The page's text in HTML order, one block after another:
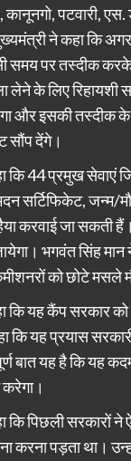
पटवारी,
ने कहा कि
समय पर तस्दीक करके
लेने के लिए रिहायशी
और इसकी तस्दीक
सौंप देंगे।
कि 44 प्रमुख सेवाएं
सर्टिफिकेट, जन्म/
करवाई जा सकती
भगवंत सिंह
को छोटे
कि यह कैंप सरकार
कि यह प्रयास
बात यह है कि यह
करेगा।
कि पिछली सरकारों ने
करना पड़ता था।